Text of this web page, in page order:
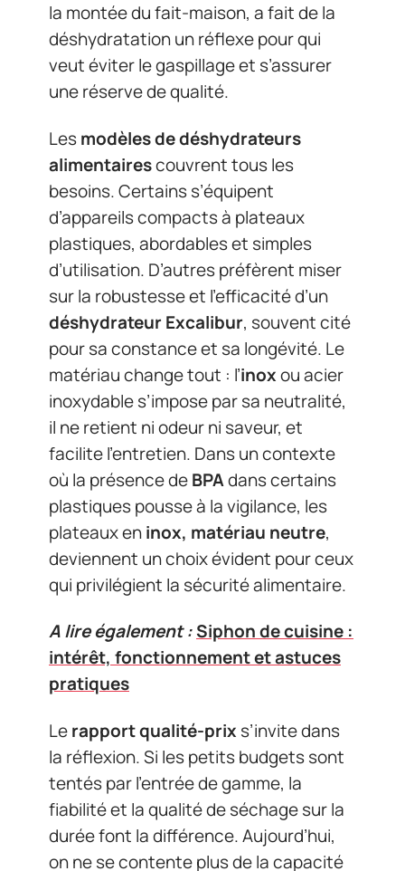
la montée du fait-maison, a fait de la
déshydratation un réflexe pour qui
veut éviter le gaspillage et s’assurer
une réserve de qualité.
Lesmodèles de déshydrateurs
alimentairescouvrent tous les
besoins. Certains s’équipent
d’appareils compacts à plateaux
plastiques, abordables et simples
d’utilisation. D’autres préfèrent miser
sur la robustesse et l’efficacité d’un
déshydrateur Excalibur, souvent cité
pour sa constance et sa longévité. Le
matériau change tout : l’inoxou acier
inoxydable s’impose par sa neutralité,
il ne retient ni odeur ni saveur, et
facilite l’entretien. Dans un contexte
où la présence deBPAdans certains
plastiques pousse à la vigilance, les
plateaux eninox, matériau neutre,
deviennent un choix évident pour ceux
qui privilégient la sécurité alimentaire.
A lire également :Siphon de cuisine :
intérêt, fonctionnement et astuces
pratiques
Lerapport qualité-prix s’invite dans
la réflexion. Si les petits budgets sont
tentés par l’entrée de gamme, la
fiabilité et la qualité de séchage sur la
durée font la différence. Aujourd’hui,
on ne se contente plus de la capacité